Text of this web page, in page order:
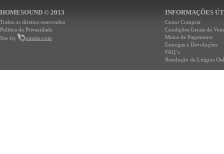
HOMESOUND © 2013
Todos os direitos reservados
Politica de Privacidade
Site by
omsite.com
INFORMAÇÕES
Como Comprar
Condições Gerais de
Meios de Pagamento
Entregas e Devoluções
FAQ`s
Resolução de Litígios